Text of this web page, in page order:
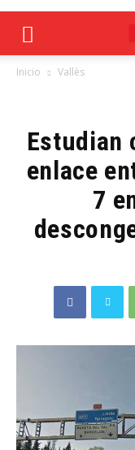
Inicio Vallès
Estudian
enlace
7